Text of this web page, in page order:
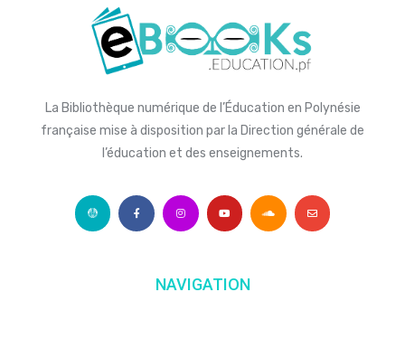
La Bibliothèque numérique de l’Éducation en Polynésie
française mise à disposition par la Direction générale de
l’éducation et des enseignements.
NAVIGATION